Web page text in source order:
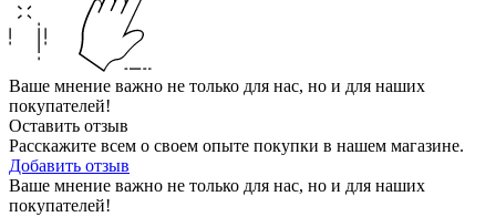
Ваше мнение важно не только для нас, но и для наших
покупателей!
Оставить отзыв
Расскажите всем о своем опыте покупки в нашем магазине.
Добавить отзыв
Ваше мнение важно не только для нас, но и для наших
покупателей!